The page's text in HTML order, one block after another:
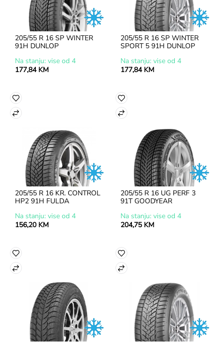
205/55 R 16 SP WINTER
91H DUNLOP
Na stanju: vise od 4
177,84 KM
205/55 R 16 SP WINTER
SPORT 5 91H DUNLOP
Na stanju: vise od 4
177,84 KM
205/55 R 16 KR. CONTROL
HP2 91H FULDA
Na stanju: vise od 4
156,20 KM
205/55 R 16 UG PERF 3
91T GOODYEAR
Na stanju: vise od 4
204,75 KM